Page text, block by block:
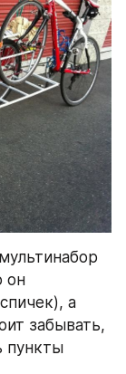
он
а
забывать,
пункты